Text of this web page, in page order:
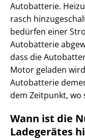
Autobatterie.
rasch
bedürfen einer
Autobatterie
dass die
Motor geladen
Autobatterie
dem Zeitpunkt, wo
Wann ist die
Ladegerätes